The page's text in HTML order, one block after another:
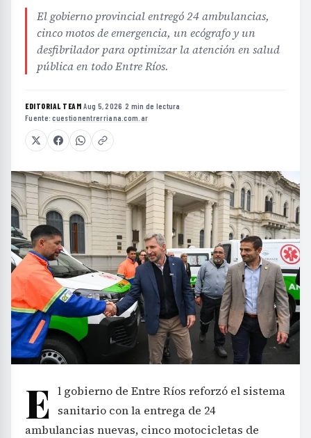
El gobierno provincial entregó 24 ambulancias,
cinco motos de emergencia, un ecógrafo y un
desfibrilador para optimizar la atención en salud
pública en todo Entre Ríos.
EDITORIAL TEAM·Aug 5, 2026 ·2 min de lectura ·
Fuente:cuestionentrerriana.com.ar
E l gobierno de Entre Ríos reforzó el sistema
sanitario con la entrega de 24
ambulancias nuevas, cinco motocicletas de